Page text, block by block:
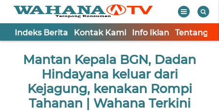
Indeks Berita Kontak Kami Info Iklan Tentang
Mantan Kepala BGN, Dadan
Hindayana keluar dari
Kejagung, kenakan Rompi
Tahanan | Wahana Terkini
TV
Tutup
Informasi